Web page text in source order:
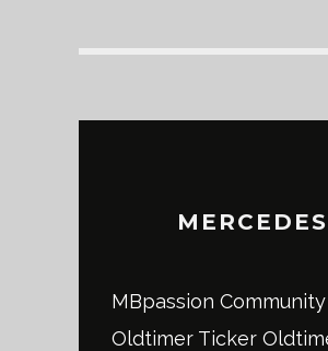
MBpassion
Oldtimer Ticker